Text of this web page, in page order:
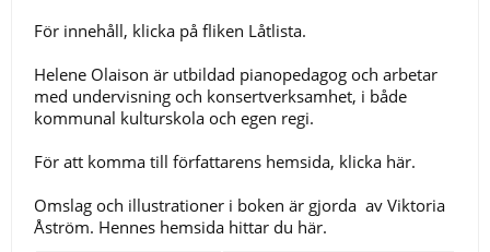
För innehåll, klicka på fliken Låtlista.
Helene Olaison är utbildad pianopedagog och arbetar
med undervisning och konsertverksamhet, i både
kommunal kulturskola och egen regi.
För att komma till författarens hemsida, klicka här.
Omslag och illustrationer i boken är gjorda av Viktoria
Åström. Hennes hemsida hittar du här.